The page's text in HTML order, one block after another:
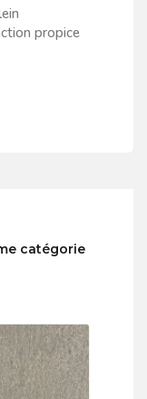
propice
catégorie